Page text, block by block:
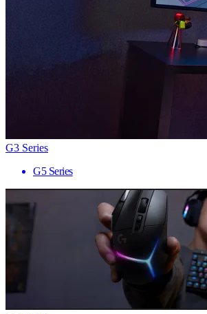
G3 Series
G5 Series